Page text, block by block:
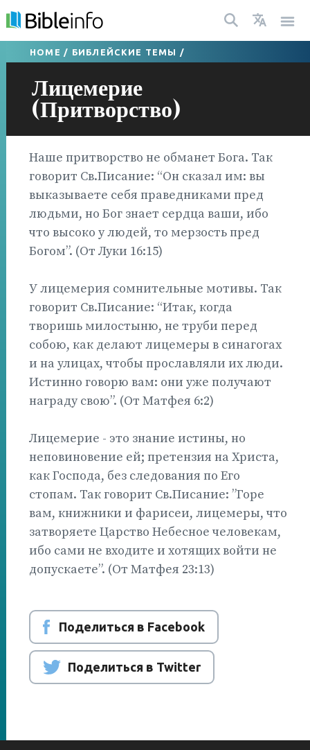
HOME / БИБЛЕЙСКИЕ ТЕМЫ /
Лицемерие
(Притворство)
Наше притворство не обманет Бога. Так
говорит Св.Писание: “Он сказал им: вы
выказываете себя праведниками пред
людьми, но Бог знает сердца ваши, ибо
что высоко у людей, то мерзость пред
Богом”. (От Луки 16:15)
У лицемерия сомнительные мотивы. Так
говорит Св.Писание: “Итак, когда
творишь милостыню, не труби перед
собою, как делают лицемеры в синагогах
и на улицах, чтобы прославляли их люди.
Истинно говорю вам: они уже получают
награду свою”. (От Матфея 6:2)
Лицемерие - это знание истины, но
неповиновение ей; претензия на Христа,
как Господа, без следования по Его
стопам. Так говорит Св.Писание: ”Горе
вам, книжники и фарисеи, лицемеры, что
затворяете Царство Небесное человекам,
ибо сами не входите и хотящих войти не
допускаете”. (От Матфея 23:13)
Поделиться в Facebook
Поделиться в Twitter